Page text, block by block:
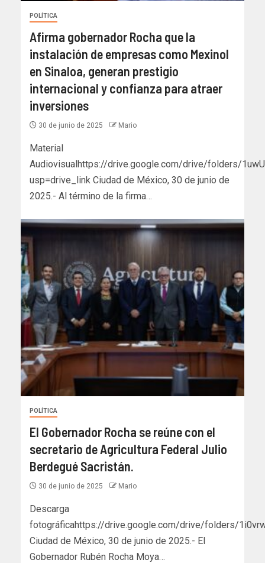
POLÍTICA
Afirma gobernador Rocha que la
instalación de empresas como Mexinol
en Sinaloa, generan prestigio
internacional y confianza para atraer
inversiones
30 de junio de 2025 Mario
Material
Audiovisualhttps://drive.google.com/drive/folders/
usp=drive_link Ciudad de México, 30 de junio de
2025.- Al término de la firma…
POLÍTICA
El Gobernador Rocha se reúne con el
secretario de Agricultura Federal Julio
Berdegué Sacristán.
30 de junio de 2025 Mario
Descarga
fotográficahttps://drive.google.com/drive/folders/
Ciudad de México, 30 de junio de 2025.- El
Gobernador Rubén Rocha Moya…